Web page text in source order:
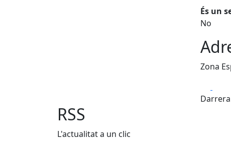
És un
No
Zona
RSS
L'actualitat a un clic